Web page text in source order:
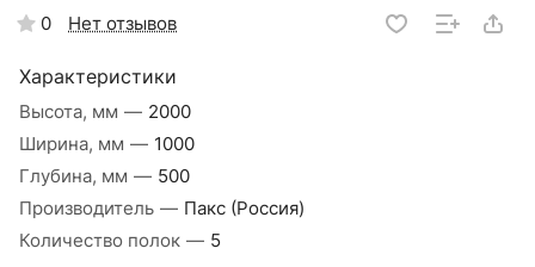
0 Нет отзывов
Характеристики
Высота, мм — 2000
Ширина, мм — 1000
Глубина, мм — 500
Производитель — Пакс (Россия)
Количество полок — 5